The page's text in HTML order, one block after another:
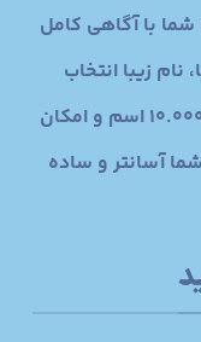
شما با آگاهی کامل
زیبا انتخاب
نمایید. این سایت با داشتن نزدیک به 10.000 اسم و امکان
شما آسانتر و ساده